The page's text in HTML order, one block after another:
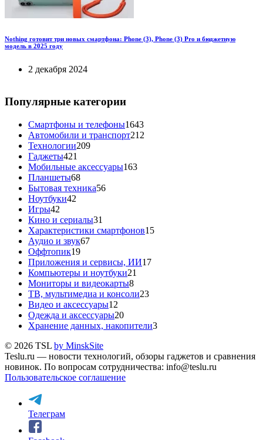
Nothing готовит три новых смартфона: Phone (3), Phone (3) Pro и бюджетную
модель в 2025 году
2 декабря 2024
Популярные категории
Смартфоны и телефоны1643
Автомобили и транспорт212
Технологии209
Гаджеты421
Мобильные аксессуары163
Планшеты68
Бытовая техника56
Ноутбуки42
Игры42
Кино и сериалы31
Характеристики смартфонов15
Аудио и звук67
Оффтопик19
Приложения и сервисы, ИИ17
Компьютеры и ноутбуки21
Мониторы и видеокарты8
ТВ, мультимедиа и консоли23
Видео и аксессуары12
Одежда и аксессуары20
Хранение данных, накопители3
© 2026 TSL by MinskSite
Teslu.ru — новости технологий, обзоры гаджетов и сравнения
новинок. По вопросам сотрудничества: info@teslu.ru
Пользовательское соглашение
Телеграм